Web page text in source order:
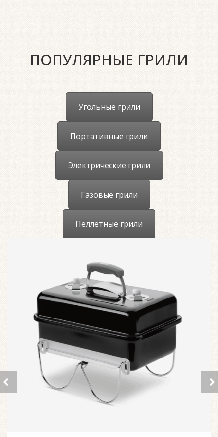
ПОПУЛЯРНЫЕ ГРИЛИ
Угольные грили
Портативные грили
Электрические грили
Газовые грили
Пеллетные грили